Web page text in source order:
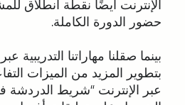
الإنترنت أيضًا نقطة انطلاق
حضور الدورة الكاملة.
بينما صقلنا مهاراتنا التدريبية
بتطوير المزيد من الميزات
عبر الإنترنت “شريط الدردشة